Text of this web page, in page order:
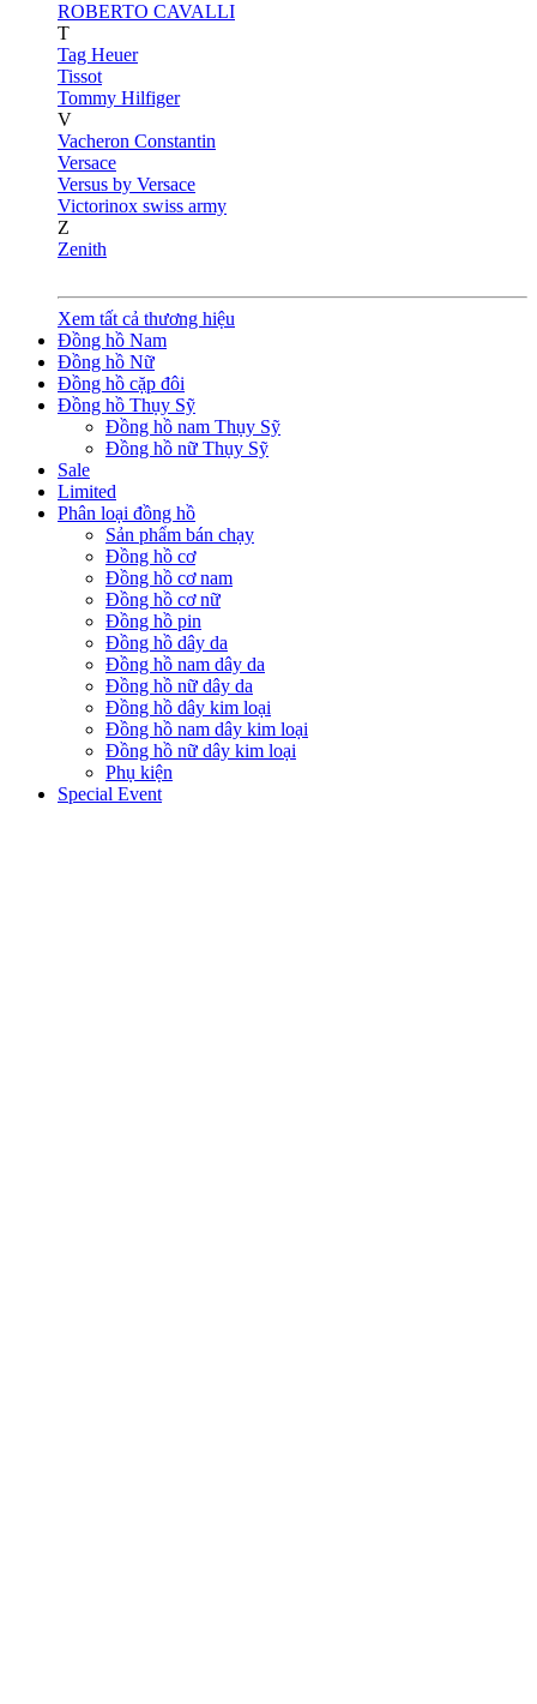
ROBERTO CAVALLI
T
Tag Heuer
Tissot
Tommy Hilfiger
V
Vacheron Constantin
Versace
Versus by Versace
Victorinox swiss army
Z
Zenith
Xem tất cả thương hiệu
Đồng hồ Nam
Đồng hồ Nữ
Đồng hồ cặp đôi
Đồng hồ Thụy Sỹ
Đồng hồ nam Thụy Sỹ
Đồng hồ nữ Thụy Sỹ
Sale
Limited
Phân loại đồng hồ
Sản phẩm bán chạy
Đồng hồ cơ
Đồng hồ cơ nam
Đồng hồ cơ nữ
Đồng hồ pin
Đồng hồ dây da
Đồng hồ nam dây da
Đồng hồ nữ dây da
Đồng hồ dây kim loại
Đồng hồ nam dây kim loại
Đồng hồ nữ dây kim loại
Phụ kiện
Special Event